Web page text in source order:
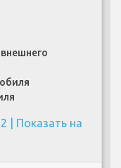
| Показать на